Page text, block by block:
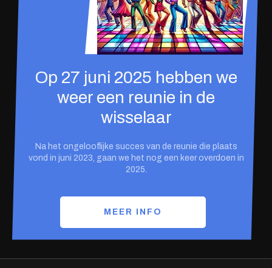
Op 27 juni 2025 hebben we
weer een reunie in de
wisselaar
Na het ongelooflijke succes van de reunie die plaats
vond in juni 2023, gaan we het nog een keer overdoen in
2025.
MEER INFO